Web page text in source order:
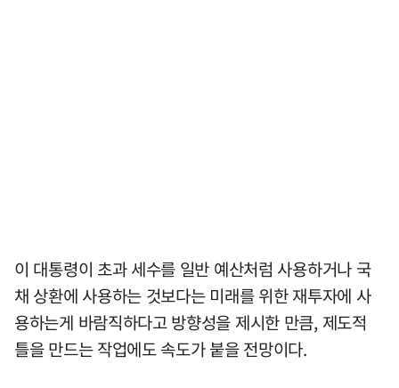
이 대통령이 초과 세수를 일반 예산처럼 사용하거나 국
채 상환에 사용하는 것보다는 미래를 위한 재투자에 사
용하는게 바람직하다고 방향성을 제시한 만큼, 제도적
틀을 만드는 작업에도 속도가 붙을 전망이다.